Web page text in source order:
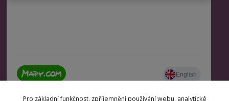
Pro základní funkčnost, zpříjemnění používání webu, analytické